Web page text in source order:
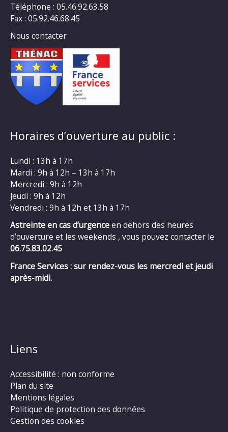
Téléphone : 05.46.92.63.58
Fax : 05.92.46.68.45
Nous contacter
Horaires d’ouverture au public :
Lundi : 13h à 17h
Mardi : 9h à 12h – 13h à 17h
Mercredi : 9h à 12h
Jeudi : 9h à 12h
Vendredi : 9h à 12h et 13h à 17h
Astreinte en cas d’urgenceen dehors des heures
d’ouverture et les weekends , vous pouvez contacter le
06.75.83.02.45
France Services : sur rendez-vous les mercredi et jeudi
après-midi.
Liens
Accessibilité : non conforme
Plan du site
Mentions légales
Politique de protection des données
Gestion des cookies